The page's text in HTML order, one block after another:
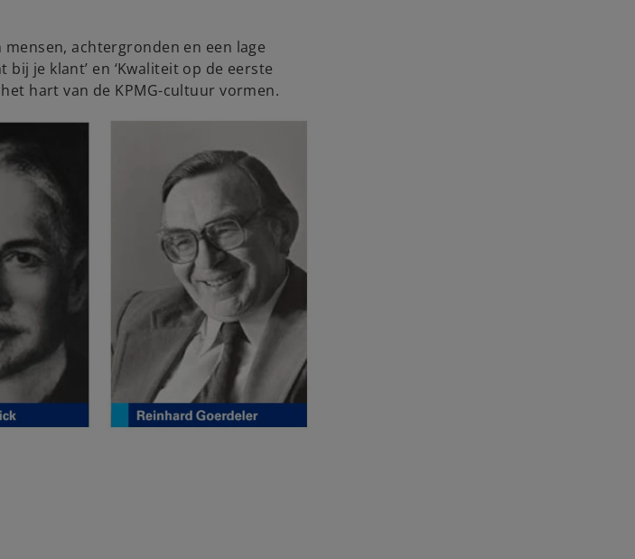
achtergronden en een lage
je klant’ en ‘Kwaliteit op de eerste
hart van de KPMG-cultuur vormen.